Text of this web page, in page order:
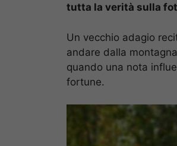
tutta la verità sulla
Un vecchio adagio
andare dalla
quando una nota
fortune.